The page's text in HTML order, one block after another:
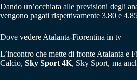
Dando un’occhiata alle previsioni degli
vengono pagati rispettivamente 3.80 e
Dove vedere Atalanta-Fiorentina in tv
L’incontro che mette di fronte Atalanta e
Calcio, Sky Sport 4K, Sky Sport, ma